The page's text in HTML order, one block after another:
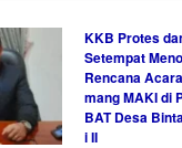
KKB Protes
Setempat
Rencana
mang MAKI di
BAT Desa
i II